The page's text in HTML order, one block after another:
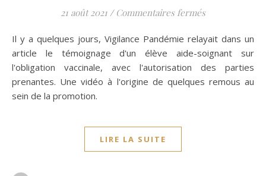
21 août 2021 / Commentaires ferméssur Ecarté
Il y a quelques jours, Vigilance Pandémie relayait dans un
article le témoignage d'un élève aide-soignant sur
l'obligation vaccinale, avec l'autorisation des parties
prenantes. Une vidéo à l'origine de quelques remous au
sein de la promotion.
LIRE LA SUITE